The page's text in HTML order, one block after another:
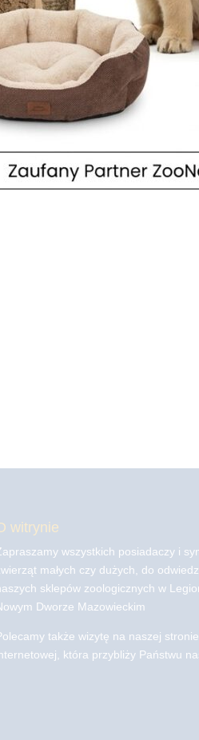
witrynie
wszystkich posiadaczy i
małych czy dużych, do
sklepów zoologicznych w
Dworze Mazowieckim
także wizytę na naszej stronie
która przybliży Państwu